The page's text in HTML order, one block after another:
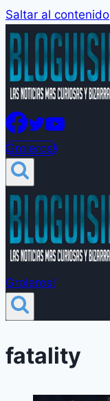
Saltar al contenido
Groleros!
Groleros!
fatality